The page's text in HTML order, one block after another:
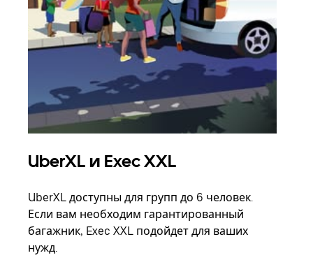
UberXL и Exec XXL
UberXL доступны для групп до 6 человек.
Если вам необходим гарантированный
багажник, Exec XXL подойдет для ваших
нужд.